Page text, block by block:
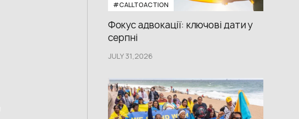
#CALLTOACTION
Фокус адвокації: ключові дати у
серпні
JULY 31,2026